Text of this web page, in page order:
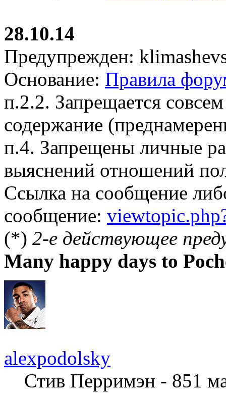
28.10.14
Предупрежден:
Основание: Правила
п.2.2. Запрещается
содержание
п.4. Запрещены личные
выяснений отношений
Ссылка на сообщение
сообщение:
(*) 2-е действующее
Many happy days to
alexpodolsky
Стив Перримэн - 851